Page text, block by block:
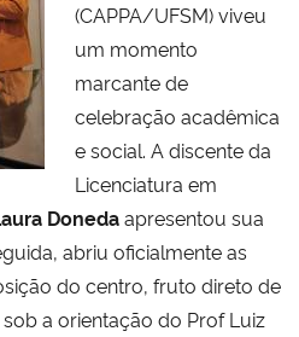
Direitos Humanos
(CAPPA/UFSM) viveu
um momento
marcante de
celebração acadêmica
e social. A discente da
Licenciatura em
Donedaapresentou sua
abriu oficialmente as
do centro, fruto direto de
a orientação do Prof Luiz